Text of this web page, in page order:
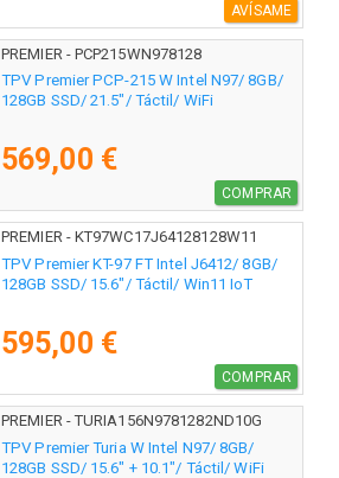
AVÍSAME
PREMIER - PCP215WN978128
TPV Premier PCP-215 W Intel N97/ 8GB/
128GB SSD/ 21.5"/ Táctil/ WiFi
569,00 €
COMPRAR
PREMIER - KT97WC17J64128128W11
TPV Premier KT-97 FT Intel J6412/ 8GB/
128GB SSD/ 15.6"/ Táctil/ Win11 IoT
595,00 €
COMPRAR
PREMIER - TURIA156N9781282ND10G
TPV Premier Turia W Intel N97/ 8GB/
128GB SSD/ 15.6" + 10.1"/ Táctil/ WiFi